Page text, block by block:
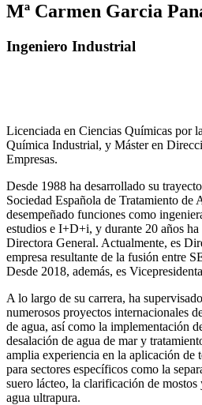
Mª Carmen Garcia
Ingeniero Industrial
Licenciada en Ciencias Químicas por
Química Industrial, y Máster en
Empresas.
Desde 1988 ha desarrollado su
Sociedad Española de Tratamiento de
desempeñado funciones como
estudios e I+D+i, y durante 20 años
Directora General. Actualmente, es
empresa resultante de la fusión entre
Desde 2018, además, es
A lo largo de su carrera, ha
numerosos proyectos internacionales
de agua, así como la implementación
desalación de agua de mar y
amplia experiencia en la aplicación de
para sectores específicos como la
suero lácteo, la clarificación de
agua ultrapura.